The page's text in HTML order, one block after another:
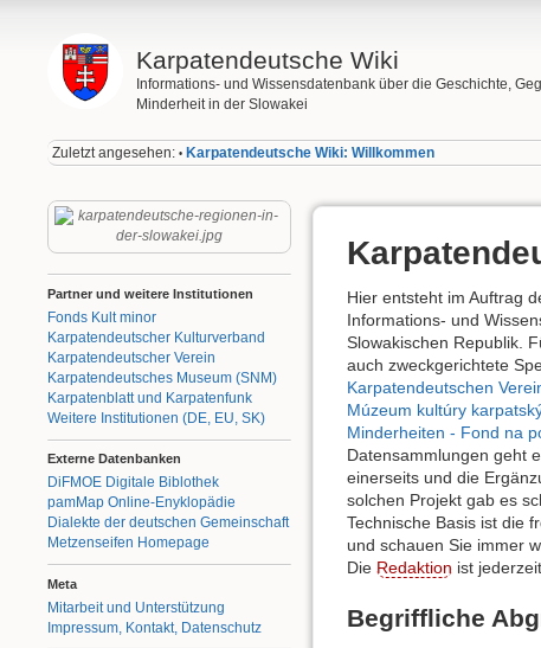
Karpatendeutsche Wiki
Informations- und Wissensdatenbank über die Geschichte,
Minderheit in der Slowakei
Zuletzt angesehen: • Karpatendeutsche Wiki: Willkommen
Partner und weitere Institutionen
Fonds Kult minor
Karpatendeutscher Kulturverband
Karpatendeutscher Verein
Karpatendeutsches Museum (SNM)
Karpatenblatt und Karpatenfunk
Weitere Institutionen (DE, EU, SK)
Externe Datenbanken
DiFMOE Digitale Biblothek
pamMap Online-Enyklopädie
Dialekte der deutschen Gemeinschaft
Metzenseifen Homepage
Meta
Mitarbeit und Unterstützung
Impressum, Kontakt, Datenschutz
Hier entsteht im Auftrag
Informations- und
Slowakischen Republik.
auch zweckgerichtete
Karpatendeutschen
Múzeum kultúry
Minderheiten - Fond na
Datensammlungen geht
einerseits und die
solchen Projekt gab es
Technische Basis ist die
und schauen Sie immer
Die Redaktion ist
Begriffliche